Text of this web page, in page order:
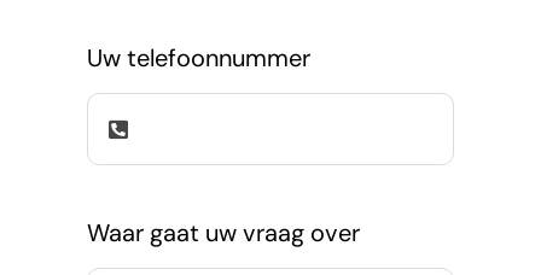
Uw telefoonnummer
Waar gaat uw vraag over